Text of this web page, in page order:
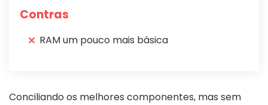
Contras
RAM um pouco mais básica
Conciliando os melhores componentes, mas sem